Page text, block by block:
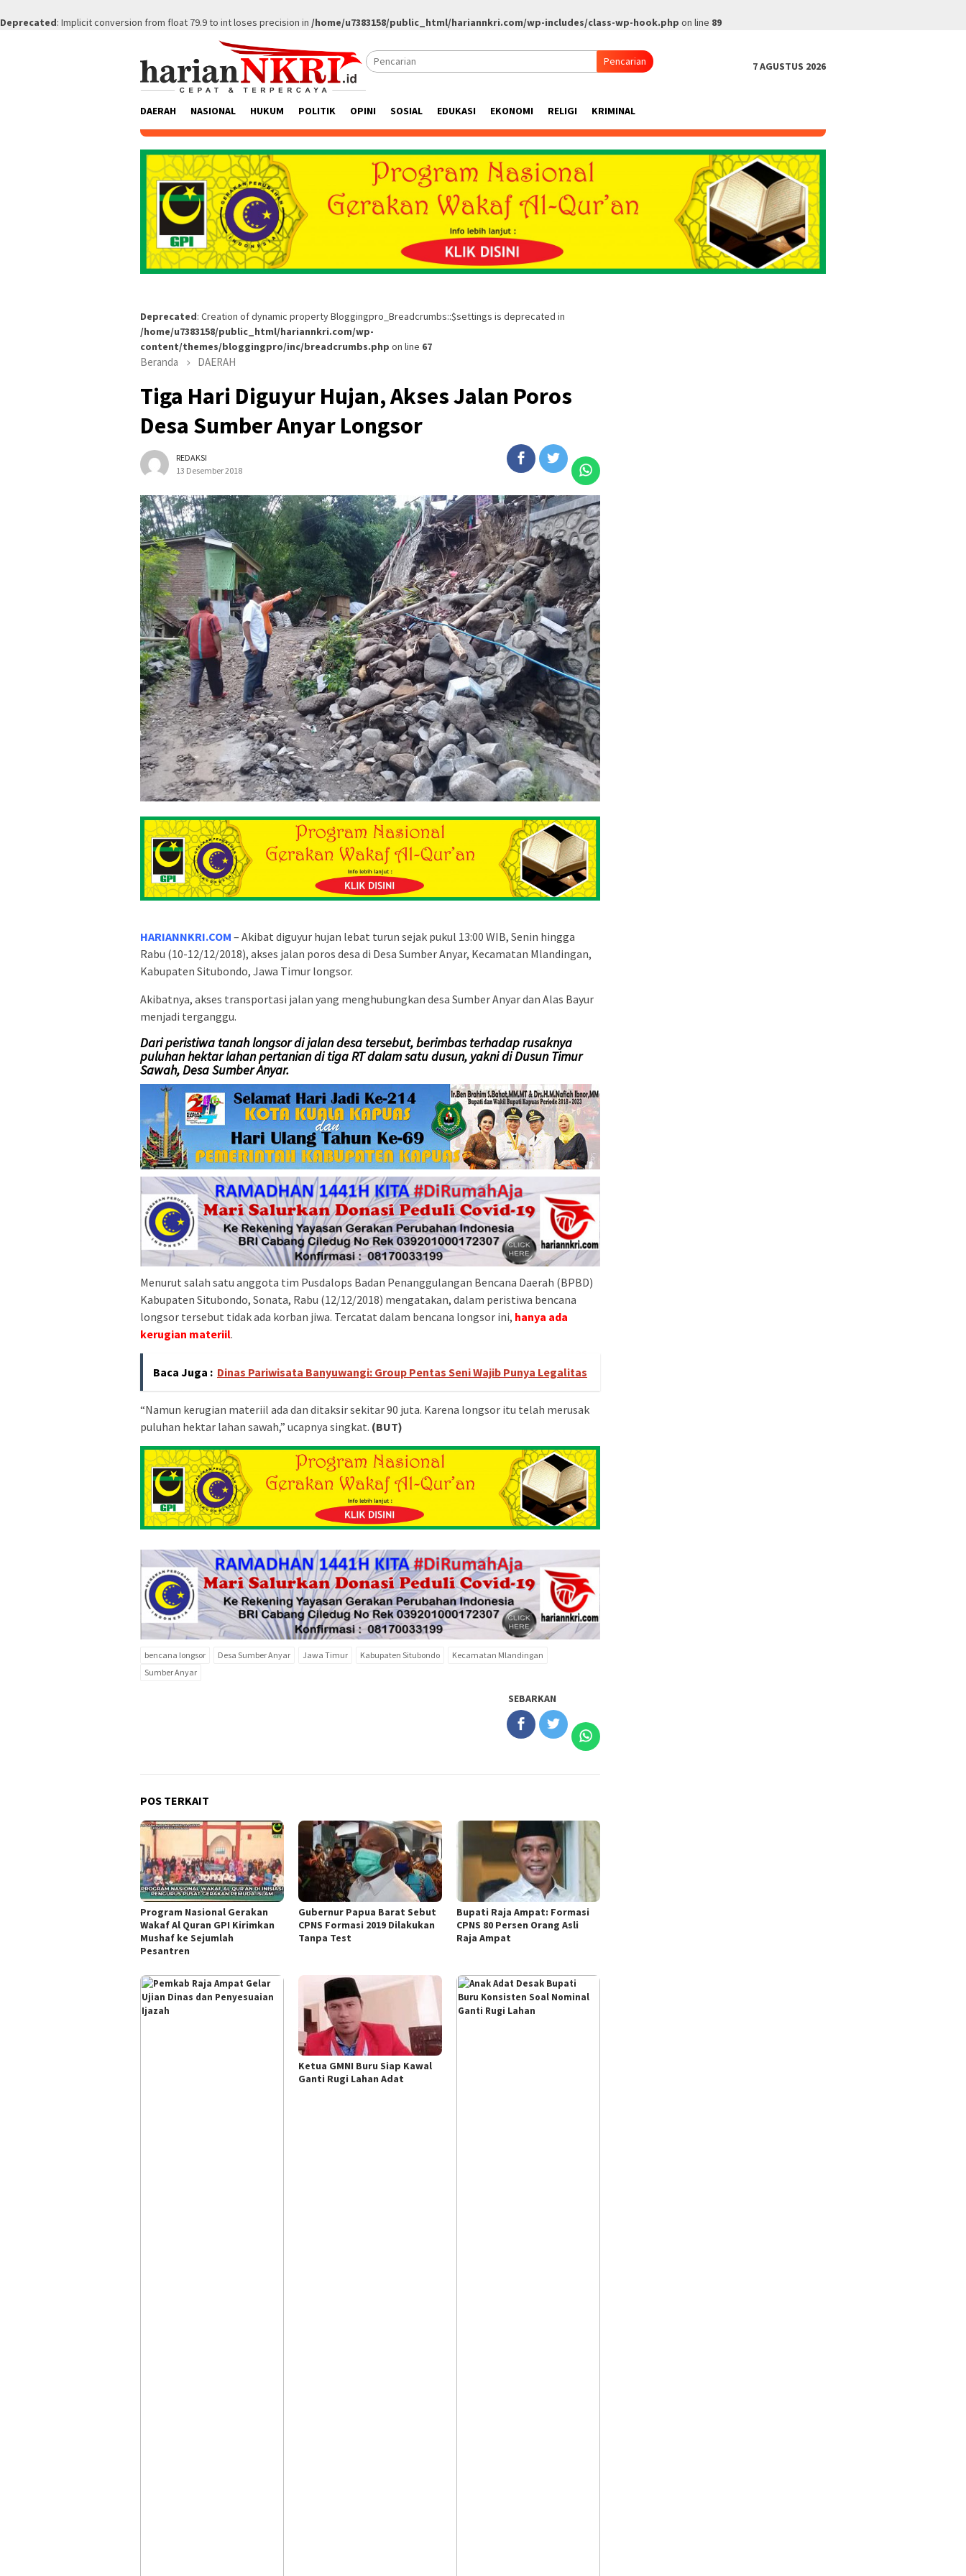
Deprecated: Implicit conversion from float 79.9 to int loses precision in /home/u7383158/public_html/hariannkri.com/wp-includes/class-wp-hook.php on line 89
Pencarian 7 AGUSTUS 2026
DAERAH NASIONAL HUKUM POLITIK OPINI SOSIAL EDUKASI EKONOMI RELIGI KRIMINAL
Deprecated: Creation of dynamic property Bloggingpro_Breadcrumbs::$settings is deprecated in
/home/u7383158/public_html/hariannkri.com/wp-
content/themes/bloggingpro/inc/breadcrumbs.php on line 67
Beranda DAERAH
Tiga Hari Diguyur Hujan, Akses Jalan Poros
Desa Sumber Anyar Longsor
REDAKSI
13 Desember 2018
HARIANNKRI.COM – Akibat diguyur hujan lebat turun sejak pukul 13:00 WIB, Senin hingga
Rabu (10-12/12/2018), akses jalan poros desa di Desa Sumber Anyar, Kecamatan Mlandingan,
Kabupaten Situbondo, Jawa Timur longsor.
Akibatnya, akses transportasi jalan yang menghubungkan desa Sumber Anyar dan Alas Bayur
menjadi terganggu.
Dari peristiwa tanah longsor di jalan desa tersebut, berimbas terhadap rusaknya
puluhan hektar lahan pertanian di tiga RT dalam satu dusun, yakni di Dusun Timur
Sawah, Desa Sumber Anyar.
Menurut salah satu anggota tim Pusdalops Badan Penanggulangan Bencana Daerah (BPBD)
Kabupaten Situbondo, Sonata, Rabu (12/12/2018) mengatakan, dalam peristiwa bencana
longsor tersebut tidak ada korban jiwa. Tercatat dalam bencana longsor ini, hanya ada
kerugian materiil.
Baca Juga : Dinas Pariwisata Banyuwangi: Group Pentas Seni Wajib Punya Legalitas
“Namun kerugian materiil ada dan ditaksir sekitar 90 juta. Karena longsor itu telah merusak
puluhan hektar lahan sawah,” ucapnya singkat. (BUT)
bencana longsor Desa Sumber Anyar Jawa Timur Kabupaten Situbondo
Kecamatan Mlandingan
Sumber Anyar
SEBARKAN
POS TERKAIT
Program Nasional Gerakan
Wakaf Al Quran GPI Kirimkan
Mushaf ke Sejumlah
Pesantren
Gubernur Papua Barat Sebut
CPNS Formasi 2019 Dilakukan
Tanpa Test
Bupati Raja Ampat: Formasi
CPNS 80 Persen Orang Asli
Raja Ampat
Ketua GMNI Buru Siap Kawal
Ganti Rugi Lahan Adat